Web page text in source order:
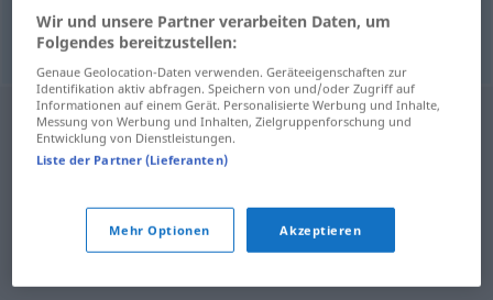
kvinde (od pige) fraItalien Italiener
Wir und unsere Partner verarbeiten Daten, um
Folgendes bereitzustellen:
Genaue Geolocation-Daten verwenden. Geräteeigenschaften zur
Identifikation aktiv abfragen. Speichern von und/oder Zugriff auf
Informationen auf einem Gerät. Personalisierte Werbung und Inhalte,
Messung von Werbung und Inhalten, Zielgruppenforschung und
Entwicklung von Dienstleistungen.
Liste der Partner (Lieferanten)
Mehr Optionen Akzeptieren